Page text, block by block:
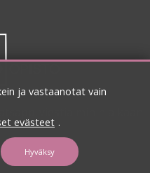
viestiä mihin aikaan
ja vastaanotat vain
evästeet .
Hyväksy